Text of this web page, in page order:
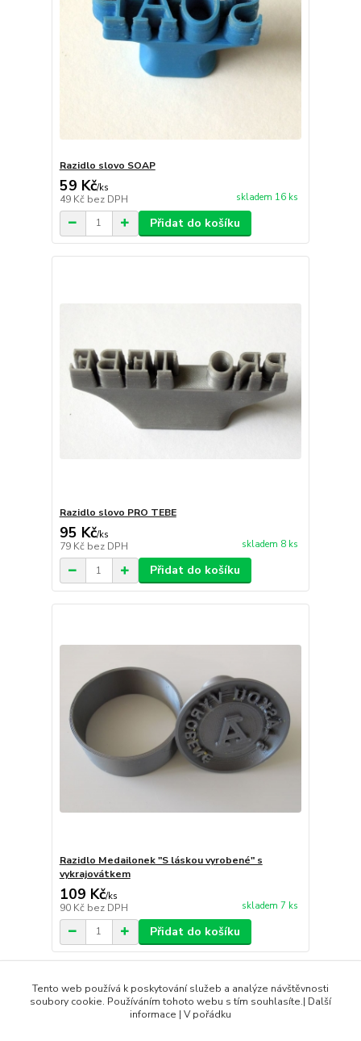
Razidlo slovo SOAP
59 Kč/ks
49 Kč bez DPH skladem 16 ks
Přidat do košíku
Razidlo slovo PRO TEBE
95 Kč/ks
79 Kč bez DPH skladem 8 ks
Přidat do košíku
Razidlo Medailonek "S láskou vyrobené" s
vykrajovátkem
109 Kč/ks
90 Kč bez DPH skladem 7 ks
Přidat do košíku
strana z 1
Tento web používá k poskytování služeb a analýze návštěvnosti
soubory cookie. Používáním tohoto webu s tím souhlasíte.| Další
informace | V pořádku